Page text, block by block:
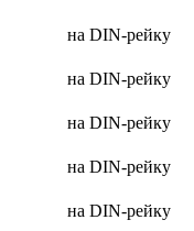
на DIN-рейку
на DIN-рейку
на DIN-рейку
на DIN-рейку
на DIN-рейку